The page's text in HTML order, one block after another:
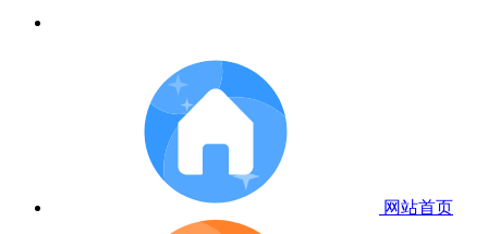
网站首页